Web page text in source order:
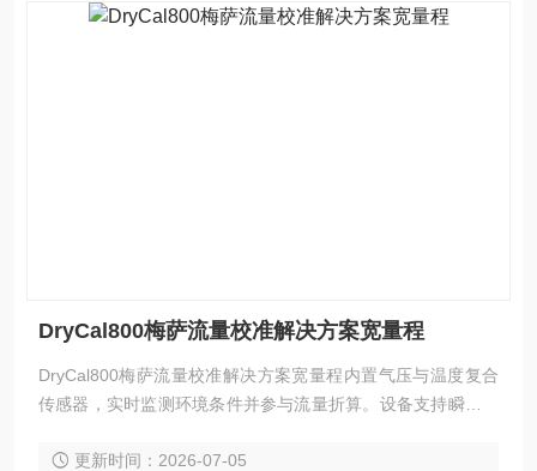
DryCal800梅萨流量校准解决方案宽量程
DryCal800梅萨流量校准解决方案宽量程内置气压与温度复合
传感器，实时监测环境条件并参与流量折算。设备支持瞬时与
更新时间：2026-07-05